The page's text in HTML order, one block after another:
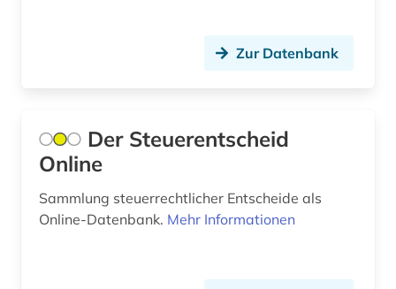
ki (1)
klein- und mittelbetrieb (1)
Zur Datenbank
Der Steuerentscheid
Online
Sammlung steuerrechtlicher Entscheide als
Online-Datenbank. Mehr Informationen